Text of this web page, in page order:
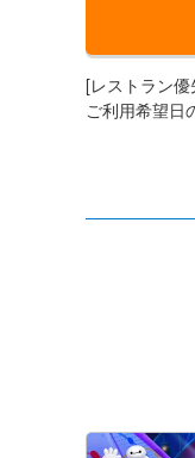
[レストラン
ご利用希望日